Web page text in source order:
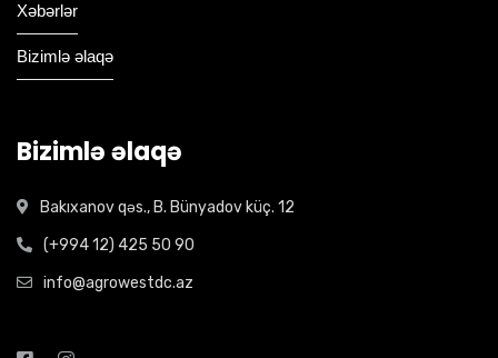
Xəbərlər
Bizimlə əlaqə
Bizimlə əlaqə
Bakıxanov qəs., B. Bünyadov küç. 12
(+994 12) 425 50 90
info@agrowestdc.az